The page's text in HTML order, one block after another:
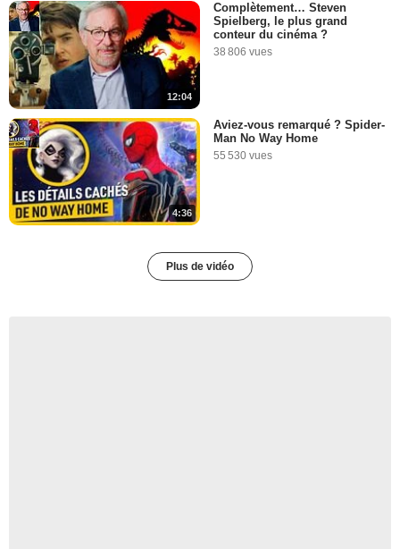
12:04
Complètement… Steven
Spielberg, le plus grand
conteur du cinéma ?
38 806 vues
4:36
Aviez-vous remarqué ? Spider-
Man No Way Home
55 530 vues
Plus de vidéo